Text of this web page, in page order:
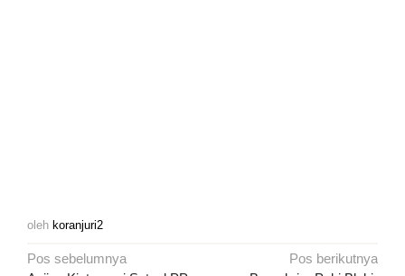
oleh koranjuri2
Navigasi
Pos sebelumnya
Pos berikutnya